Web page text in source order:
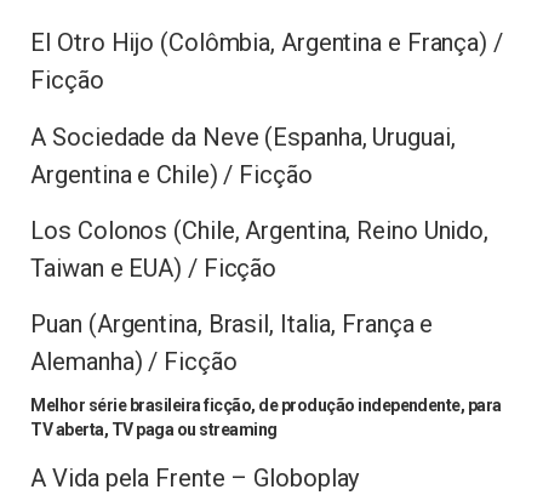
El Otro Hijo (Colômbia, Argentina e França) /
Ficção
A Sociedade da Neve (Espanha, Uruguai,
Argentina e Chile) / Ficção
Los Colonos (Chile, Argentina, Reino Unido,
Taiwan e EUA) / Ficção
Puan (Argentina, Brasil, Italia, França e
Alemanha) / Ficção
Melhor série brasileira ficção, de produção independente, para
TV aberta, TV paga ou streaming
A Vida pela Frente – Globoplay